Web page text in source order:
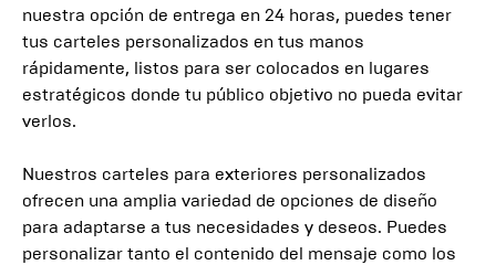
nuestra opción de entrega en 24 horas, puedes tener
tus carteles personalizados en tus manos
rápidamente, listos para ser colocados en lugares
estratégicos donde tu público objetivo no pueda evitar
verlos.
Nuestros carteles para exteriores personalizados
ofrecen una amplia variedad de opciones de diseño
para adaptarse a tus necesidades y deseos. Puedes
personalizar tanto el contenido del mensaje como los